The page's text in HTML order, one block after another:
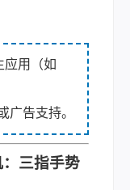
应用（如
广告支持。
三指手势